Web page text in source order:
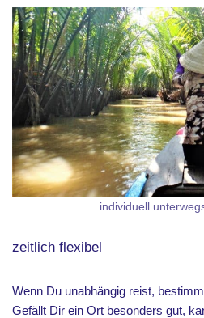
individuell
zeitlich flexibel
Wenn Du unabhängig reist,
Gefällt Dir ein Ort besonders gut,